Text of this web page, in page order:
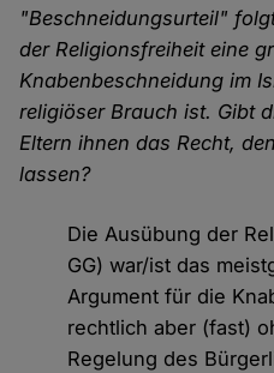
"Beschneidungsurteil"
der Religionsfreiheit eine
Knabenbeschneidung im
religiöser Brauch ist. Gibt
Eltern ihnen das Recht,
lassen?
Die Ausübung der
GG) war/ist das
Argument für die
rechtlich aber (fast)
Regelung des